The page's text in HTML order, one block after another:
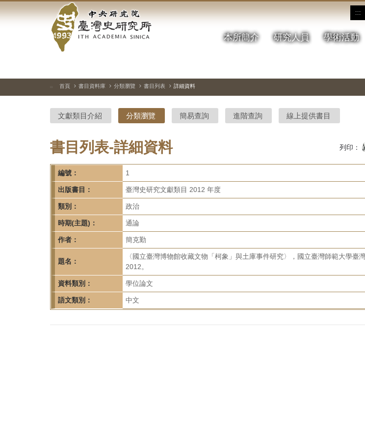
到
中
央
研
院-
臺
灣
史
研
究
所-
首
頁
:::
本所簡介 研究人員 學術活動
::: 首頁 書目資料庫 分類瀏覽 書目列表 詳細資料
文獻類目介紹 分類瀏覽 簡易查詢 進階查詢 線上提供書目
書目列表-詳細資料 列印：
編號： 1
出版書目： 臺灣史研究文獻類目 2012 年度
類別： 政治
時期(主題)： 通論
作者： 簡克勤
題名：
〈國立臺灣博物館收藏文物「柯象」與土庫事件研究〉，國立臺灣師範大學臺
2012。
資料類別： 學位論文
語文類別： 中文